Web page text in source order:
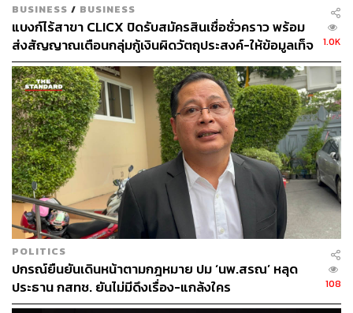
108
ABOUT THE AUTHOR
THE STANDARD WEALTH
สำนักข่าวเศรษฐกิจ ธุรกิจ และการลงทุน โดย
ทีมข่าว THE STANDARD
BUSINESS / BUSINESS
แบงก์ไร้สาขา CLICX ปิดรับสมัครสินเชื่อชั่วคราว พร้อม
ส่งสัญญาณเตือนกลุ่มกู้เงินผิดวัตถุประสงค์-ให้ข้อมูลเท็จ
เตรียมดำเนินคดีเด็ดขาด
1.0K
POLITICS
ปกรณ์ยืนยันเดินหน้าตามกฎหมาย ปม ‘นพ.สรณ’ หลุด
ประธาน กสทช. ยันไม่มีดึงเรื่อง-แกล้งใคร
108